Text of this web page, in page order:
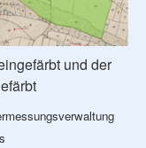
und der